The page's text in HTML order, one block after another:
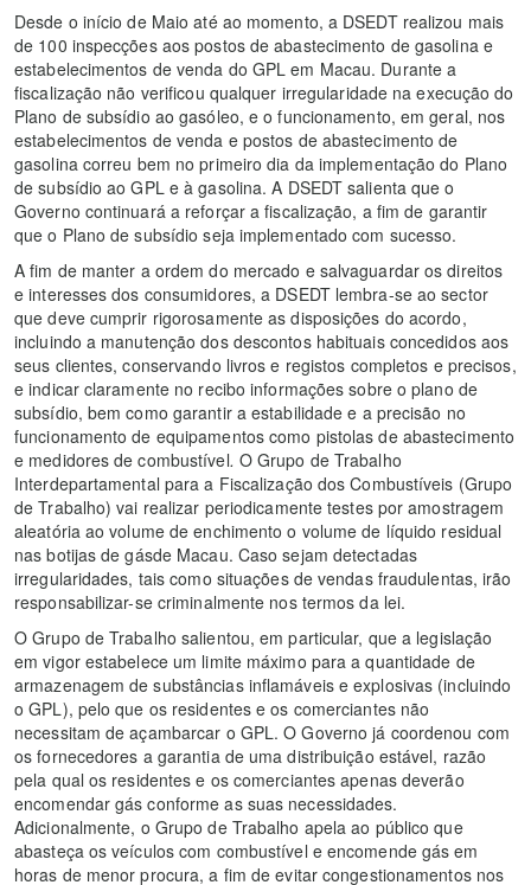
Desde o início de Maio até ao momento, a DSEDT realizou mais
de 100 inspecções aos postos de abastecimento de gasolina e
estabelecimentos de venda do GPL em Macau. Durante a
fiscalização não verificou qualquer irregularidade na execução do
Plano de subsídio ao gasóleo, e o funcionamento, em geral, nos
estabelecimentos de venda e postos de abastecimento de
gasolina correu bem no primeiro dia da implementação do Plano
de subsídio ao GPL e à gasolina. A DSEDT salienta que o
Governo continuará a reforçar a fiscalização, a fim de garantir
que o Plano de subsídio seja implementado com sucesso.
A fim de manter a ordem do mercado e salvaguardar os direitos
e interesses dos consumidores, a DSEDT lembra-se ao sector
que deve cumprir rigorosamente as disposições do acordo,
incluindo a manutenção dos descontos habituais concedidos aos
seus clientes, conservando livros e registos completos e precisos,
e indicar claramente no recibo informações sobre o plano de
subsídio, bem como garantir a estabilidade e a precisão no
funcionamento de equipamentos como pistolas de abastecimento
e medidores de combustível. O Grupo de Trabalho
Interdepartamental para a Fiscalização dos Combustíveis (Grupo
de Trabalho) vai realizar periodicamente testes por amostragem
aleatória ao volume de enchimento o volume de líquido residual
nas botijas de gásde Macau. Caso sejam detectadas
irregularidades, tais como situações de vendas fraudulentas, irão
responsabilizar-se criminalmente nos termos da lei.
O Grupo de Trabalho salientou, em particular, que a legislação
em vigor estabelece um limite máximo para a quantidade de
armazenagem de substâncias inflamáveis e explosivas (incluindo
o GPL), pelo que os residentes e os comerciantes não
necessitam de açambarcar o GPL. O Governo já coordenou com
os fornecedores a garantia de uma distribuição estável, razão
pela qual os residentes e os comerciantes apenas deverão
encomendar gás conforme as suas necessidades.
Adicionalmente, o Grupo de Trabalho apela ao público que
abasteça os veículos com combustível e encomende gás em
horas de menor procura, a fim de evitar congestionamentos nos